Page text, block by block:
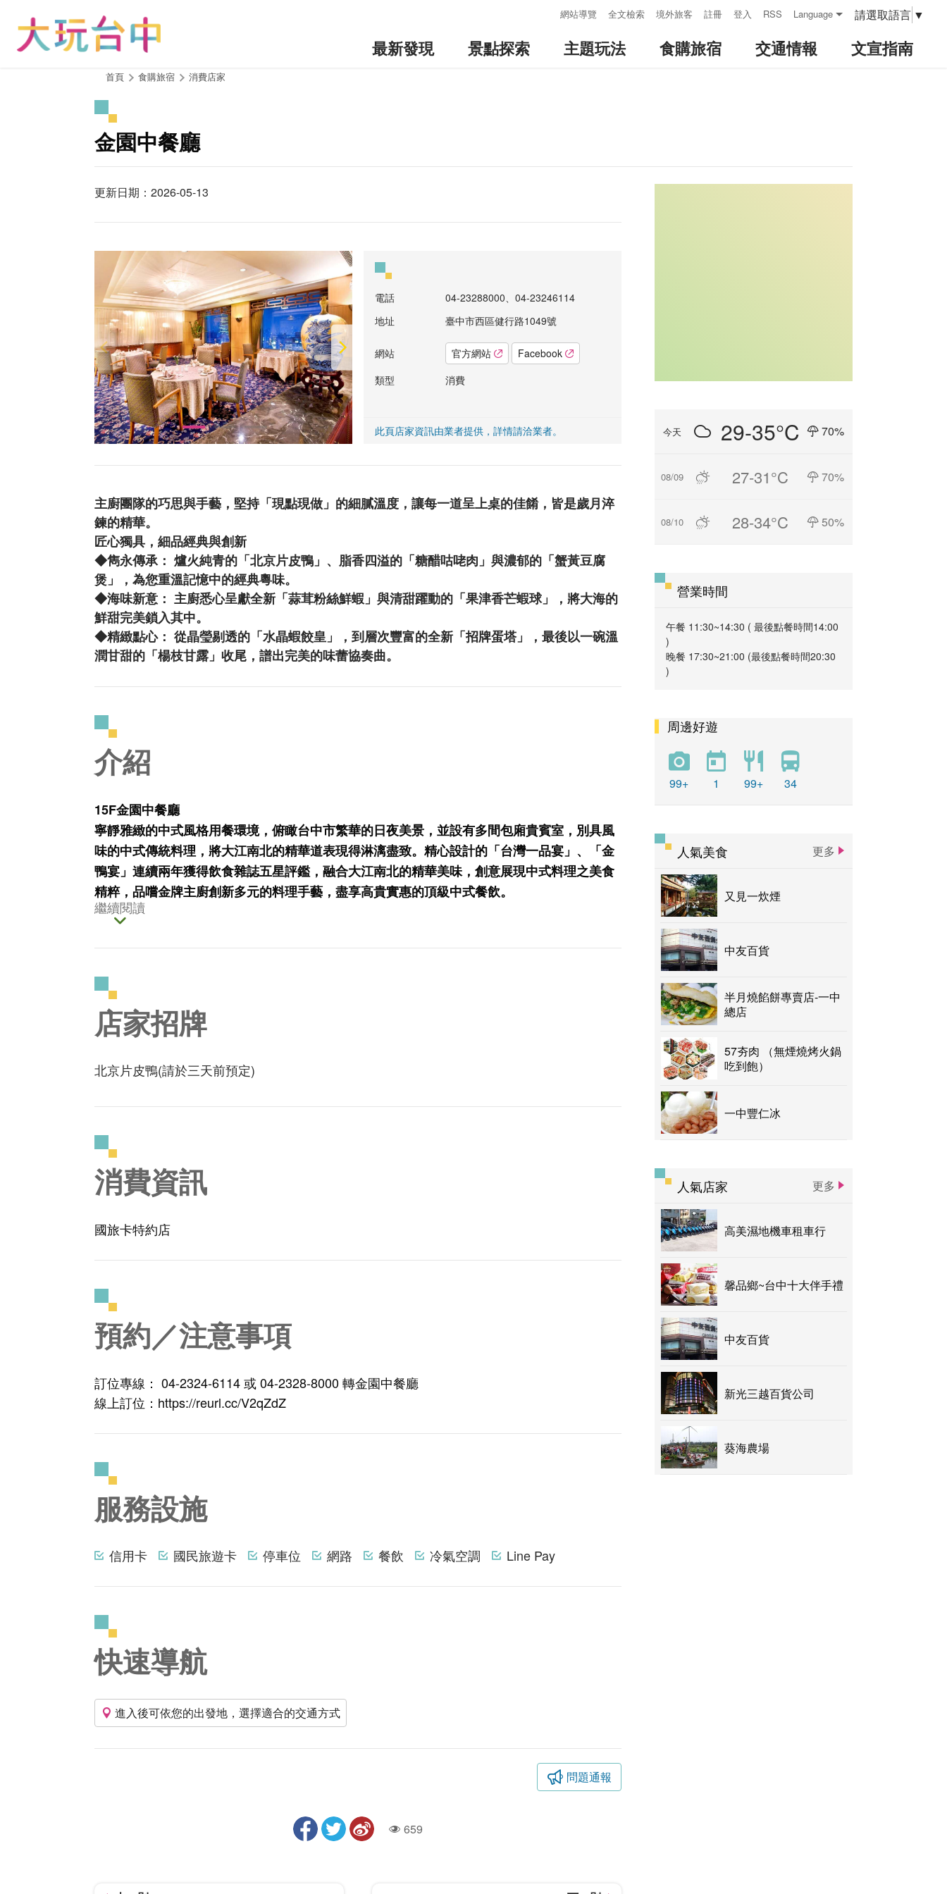
網站導覽 全文檢索 境外旅客 註冊 登入 RSS Language 請選取語言 ▼
最新發現 景點探索 主題玩法 食購旅宿 交通情報 文宣指南
首頁 食購旅宿 消費店家
金園中餐廳
更新日期：2026-05-13
電話
04-23288000、04-23246114
地址
臺中市西區健行路1049號
網站 官方網站
Facebook
類型
消費
此頁店家資訊由業者提供，詳情請洽業者。
主廚團隊的巧思與手藝，堅持「現點現做」的細膩溫度，讓每一道呈上桌的佳餚，皆是歲月淬
鍊的精華。
匠心獨具，細品經典與創新
◆雋永傳承： 爐火純青的「北京片皮鴨」、脂香四溢的「糖醋咕咾肉」與濃郁的「蟹黃豆腐
煲」，為您重溫記憶中的經典粵味。
◆海味新意： 主廚悉心呈獻全新「蒜茸粉絲鮮蝦」與清甜躍動的「果津香芒蝦球」，將大海的
鮮甜完美鎖入其中。
◆精緻點心： 從晶瑩剔透的「水晶蝦餃皇」，到層次豐富的全新「招牌蛋塔」，最後以一碗溫
潤甘甜的「楊枝甘露」收尾，譜出完美的味蕾協奏曲。
介紹
15F金園中餐廳
寧靜雅緻的中式風格用餐環境，俯瞰台中市繁華的日夜美景，並設有多間包廂貴賓室，別具風
味的中式傳統料理，將大江南北的精華道表現得淋漓盡致。精心設計的「台灣一品宴」、「金
鴨宴」連續兩年獲得飲食雜誌五星評鑑，融合大江南北的精華美味，創意展現中式料理之美食
精粹，品嚐金牌主廚創新多元的料理手藝，盡享高貴實惠的頂級中式餐飲。
繼續閱讀
店家招牌
北京片皮鴨(請於三天前預定)
消費資訊
國旅卡特約店
預約／注意事項
訂位專線： 04-2324-6114 或 04-2328-8000 轉金園中餐廳
線上訂位：https://reurl.cc/V2qZdZ
服務設施
信用卡 國民旅遊卡 停車位 網路 餐飲 冷氣空調 Line Pay
快速導航
進入後可依您的出發地，選擇適合的交通方式
問題通報
人氣659
今天 29-35°C 70%
08/09 27-31°C 70%
08/10 28-34°C 50%
營業時間
午餐 11:30~14:30 ( 最後點餐時間14:00
)
晚餐 17:30~21:00 (最後點餐時間20:30
)
周邊好遊
99+ 1 99+ 34
人氣美食 更多
又見一炊煙
中友百貨
半月燒餡餅專賣店-一中
總店
57夯肉 （無煙燒烤火鍋
吃到飽）
一中豐仁冰
人氣店家 更多
高美濕地機車租車行
馨品鄉~台中十大伴手禮
中友百貨
新光三越百貨公司
葵海農場